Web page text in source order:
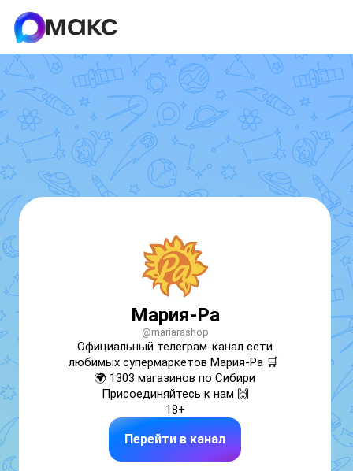
Мария-Ра
@mariarashop
Официальный телеграм-канал сети
любимых супермаркетов Мария-Ра 🛒
🌍 1303 магазинов по Сибири
Присоединяйтесь к нам 🙌
18+
Перейти в канал